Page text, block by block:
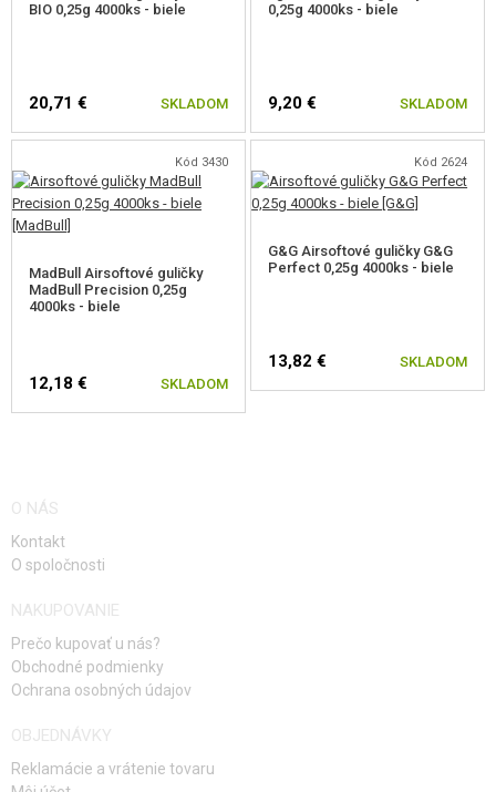
BIO 0,25g 4000ks - biele
20,71 € SKLADOM
0,25g 4000ks - biele
9,20 € SKLADOM
Kód 3430
MadBull Airsoftové guličky
MadBull Precision 0,25g
4000ks - biele
12,18 € SKLADOM
Kód 2624
G&G Airsoftové guličky G&G
Perfect 0,25g 4000ks - biele
13,82 € SKLADOM
O NÁS
Kontakt
O spoločnosti
NAKUPOVANIE
Prečo kupovať u nás?
Obchodné podmienky
Ochrana osobných údajov
OBJEDNÁVKY
Reklamácie a vrátenie tovaru